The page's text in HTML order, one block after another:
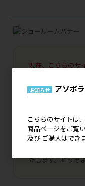
現在、こちらのサ
い。
既に弊社とお取引
は、ご登録いた
代引き決済、銀行
で、NP掛け払いへ
したら幸いです。
たします。どうぞ
お知らせ アソボ
こちらのサイトは
商品ページをご覧
及び ご購入はでき